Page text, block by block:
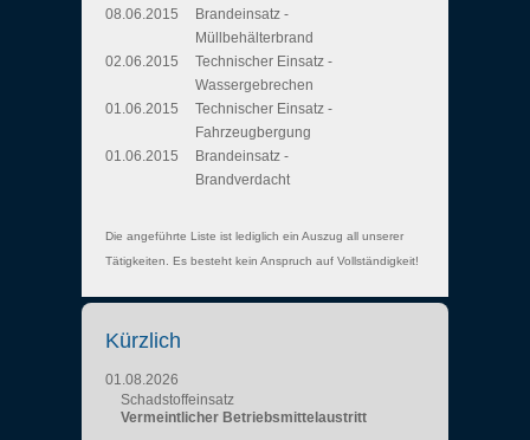
08.06.2015
Brandeinsatz -
Müllbehälterbrand
02.06.2015
Technischer Einsatz -
Wassergebrechen
01.06.2015
Technischer Einsatz -
Fahrzeugbergung
01.06.2015
Brandeinsatz -
Brandverdacht
Die angeführte Liste ist lediglich ein Auszug all unserer
Tätigkeiten. Es besteht kein Anspruch auf Vollständigkeit!
Kürzlich
01.08.2026
Schadstoffeinsatz
Vermeintlicher Betriebsmittelaustritt